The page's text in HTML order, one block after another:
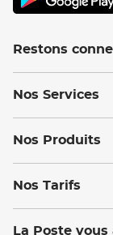
Restons
Nos Services
Nos Produits
Nos Tarifs
La Poste